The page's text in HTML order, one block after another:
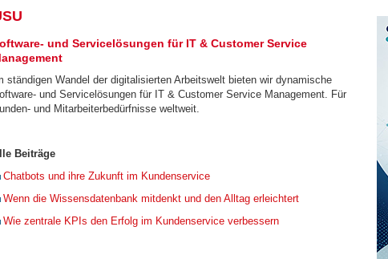
und Servicelösungen für IT & Customer Service
ständigen Wandel der digitalisierten Arbeitswelt bieten wir dynamische
und Servicelösungen für IT & Customer Service Management. Für
und Mitarbeiterbedürfnisse weltweit.
Beiträge
Chatbots und ihre Zukunft im Kundenservice
Wenn die Wissensdatenbank mitdenkt und den Alltag erleichtert
Wie zentrale KPIs den Erfolg im Kundenservice verbessern